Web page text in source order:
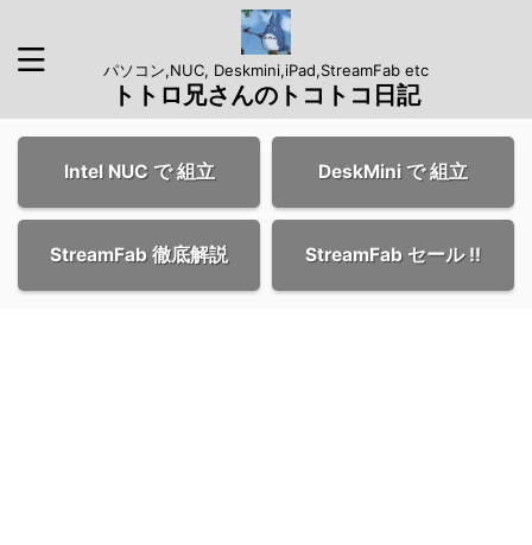
パソコン,NUC, Deskmini,iPad,StreamFab etc
トトロ兄さんのトコトコ日記
Intel NUC で 組立 DeskMini で 組立
StreamFab 徹底解説 StreamFab セール !!